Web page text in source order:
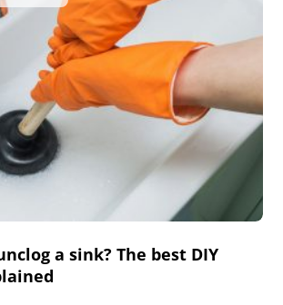
a sink? The best DIY